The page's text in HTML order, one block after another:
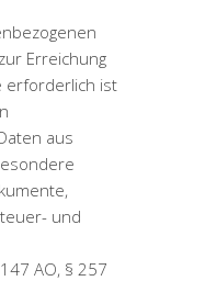
Erreichung
erforderlich ist
aus
und
AO, § 257